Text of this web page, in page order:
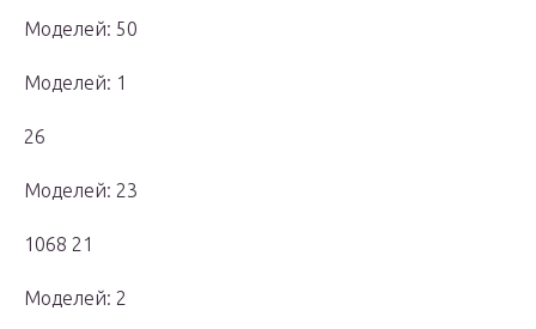
Моделей: 50
Моделей: 1
26
Моделей: 23
1068 21
Моделей: 2